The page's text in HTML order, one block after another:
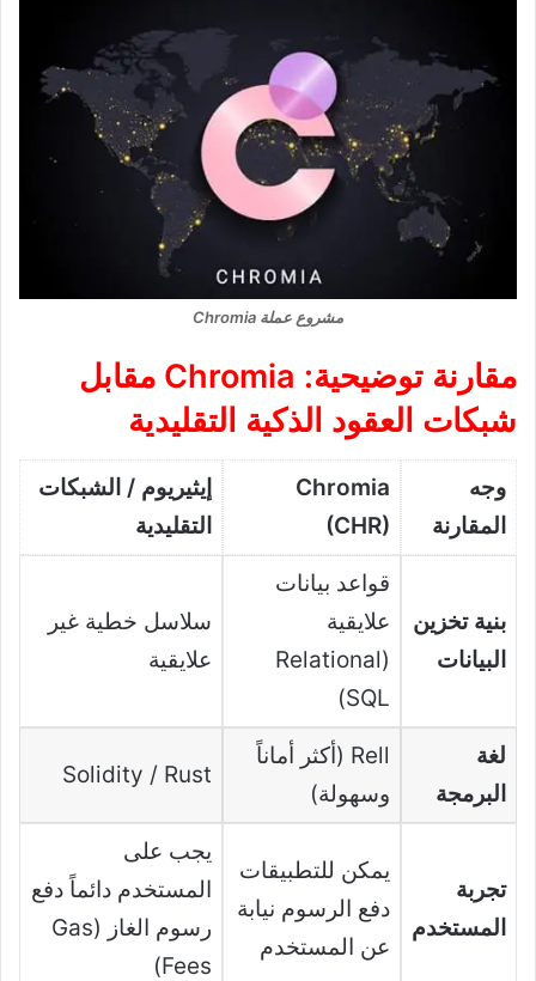
مشروع عملة Chromia
مقارنة توضيحية: Chromia مقابل
شبكات العقود الذكية التقليدية
وجه
المقارنة
Chromia
(CHR)
إيثيريوم / الشبكات
التقليدية
بنية تخزين
البيانات
قواعد بيانات
علايقية
(Relational
SQL)
سلاسل خطية غير
علايقية
لغة
البرمجة
Rell (أكثر أماناً
وسهولة)
Solidity / Rust
تجربة
المستخدم
يمكن للتطبيقات
دفع الرسوم نيابة
عن المستخدم
يجب على
المستخدم دائماً دفع
رسوم الغاز (Gas
Fees)